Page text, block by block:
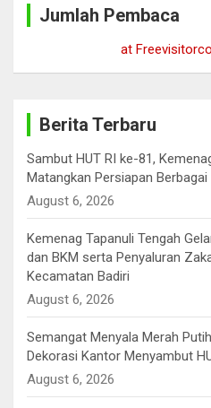
Jumlah Pembaca
at
Berita Terbaru
Sambut HUT RI ke-81,
Matangkan Persiapan Berbagai
August 6, 2026
Kemenag Tapanuli Tengah
dan BKM serta Penyaluran
Kecamatan Badiri
August 6, 2026
Semangat Menyala Merah
Dekorasi Kantor Menyambut
August 6, 2026